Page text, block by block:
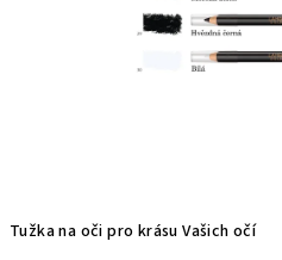
Tužka na oči pro krásu Vašich očí